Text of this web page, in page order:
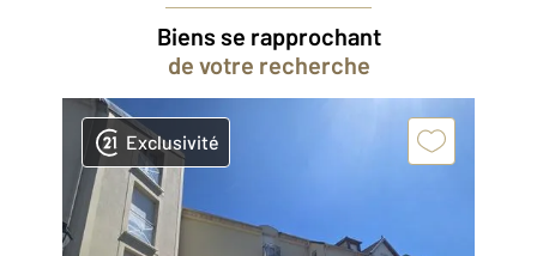
Biens se rapprochant
de votre recherche
Exclusivité